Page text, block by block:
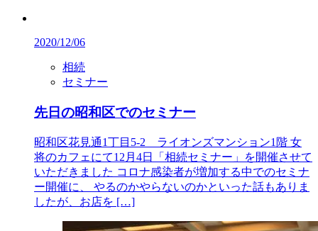
2020/12/06
相続
セミナー
先日の昭和区でのセミナー
昭和区花見通1丁目5-2 ライオンズマンション1階 女
将のカフェにて12月4日「相続セミナー」を開催させて
いただきました コロナ感染者が増加する中でのセミナ
ー開催に、 やるのかやらないのかといった話もありま
したが、お店を […]